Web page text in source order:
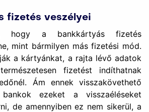
fizetés veszélyei
hogy a bankkártyás fizetés
mint bármilyen más fizetési mód.
a kártyánkat, a rajta lévő adatok
fizetést indíthatnak
Ám ennek visszakövethető
ezeket a visszaéléseket
de amennyiben ez nem sikerül, a